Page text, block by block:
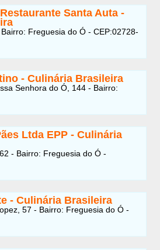
Santa Auta -
Freguesia do Ó - CEP:02728-
- Culinária Brasileira
Senhora do Ó, 144 - Bairro:
Ltda EPP - Culinária
- Bairro: Freguesia do Ó -
- Culinária Brasileira
57 - Bairro: Freguesia do Ó -